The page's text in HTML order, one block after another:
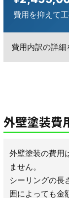
費用を抑えて
費用内訳の詳細
外壁塗装費
外壁塗装の費用
ません。
シーリングの長
囲によっても金